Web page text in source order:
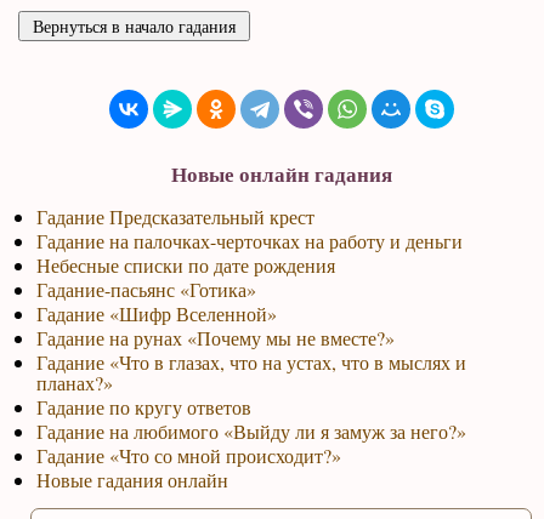
Новые онлайн гадания
Гадание Предсказательный крест
Гадание на палочках-черточках на работу и деньги
Небесные списки по дате рождения
Гадание-пасьянс «Готика»
Гадание «Шифр Вселенной»
Гадание на рунах «Почему мы не вместе?»
Гадание «Что в глазах, что на устах, что в мыслях и
планах?»
Гадание по кругу ответов
Гадание на любимого «Выйду ли я замуж за него?»
Гадание «Что со мной происходит?»
Новые гадания онлайн